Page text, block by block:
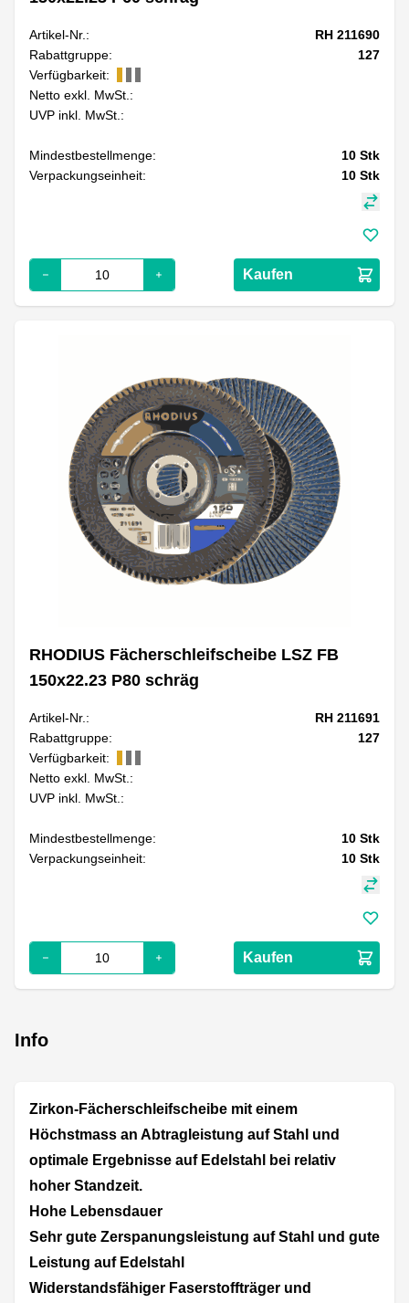
Artikel-Nr.:
RH 211690
Rabattgruppe:
127
Verfügbarkeit:
Netto exkl. MwSt.:
UVP inkl. MwSt.:
Mindestbestellmenge: 10 Stk
Verpackungseinheit:
10 Stk
Kaufen
RHODIUS Fächerschleifscheibe LSZ FB
150x22.23 P80 schräg
Artikel-Nr.:
RH 211691
Rabattgruppe:
127
Verfügbarkeit:
Netto exkl. MwSt.:
UVP inkl. MwSt.:
Mindestbestellmenge: 10 Stk
Verpackungseinheit:
10 Stk
Kaufen
Info
Zirkon-Fächerschleifscheibe mit einem
Höchstmass an Abtragleistung auf Stahl und
optimale Ergebnisse auf Edelstahl bei relativ
hoher Standzeit.
Hohe Lebensdauer
Sehr gute Zerspanungsleistung auf Stahl und gute
Leistung auf Edelstahl
Widerstandsfähiger Faserstoffträger und